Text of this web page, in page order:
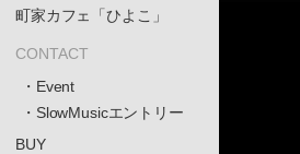
町家カフェ「ひよこ」
CONTACT
・Event
・SlowMusicエントリー
BUY